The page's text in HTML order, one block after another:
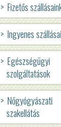
BMSZKI
JOBB
Fizetős
Ingyenes
Egészségügyi
szolgáltatások
Nőgyógyászati
szakellátás